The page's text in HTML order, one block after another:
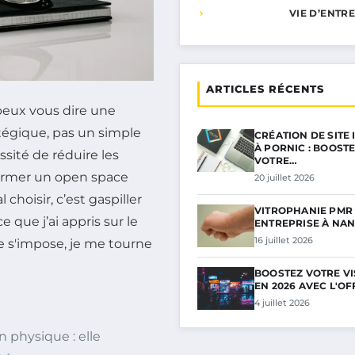
vous dire une
pas un simple
de réduire les
un open space
c’est gaspiller
que j’ai appris sur le
s'impose, je me tourne
physique : elle
VIE
ARTICLES RÉCENTS
CRÉATION DE SITE
À PORNIC :
VOTRE…
20 juillet 2026
VITROPHANIE PMR
ENTREPRISE À
16 juillet 2026
BOOSTEZ VOTRE
EN 2026 AVEC
4 juillet 2026